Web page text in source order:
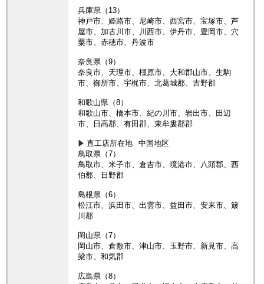
兵庫県（13）
神戸市、姫路市、尼崎市、西宮市、宝塚市、芦
屋市、加古川市、川西市、伊丹市、豊岡市、穴
粟市、赤穂市、丹波市
奈良県（9）
奈良市、天理市、橿原市、大和郡山市、生駒
市、御所市、宇梶市、北葛城郡、吉野郡
和歌山県（8）
和歌山市、橋本市、紀の川市、岩出市、田辺
市、日高郡、有田郡、東牟婁郡郡
直工店所在地
中国地区
鳥取県（7）
鳥取市、米子市、倉吉市、境港市、八頭郡、西
伯郡、日野郡
島根県（6）
松江市、浜田市、出雲市、益田市、安来市、簸
川郡
岡山県（7）
岡山市、倉敷市、津山市、玉野市、新見市、高
梁市、和気郡
広島県（8）